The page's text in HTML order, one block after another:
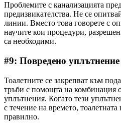
Проблемите с канализацията
предизвикателства. Не се
линии. Вместо това говорете с
научите кои процедури,
са необходими.
#9: Повредено уплътнение
Тоалетните се закрепват към
тръби с помощта на комбинация
уплътнения. Когато тези
с течение на времето,
правилно.